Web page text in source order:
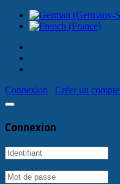
Connexion Créer un compte
Connexion